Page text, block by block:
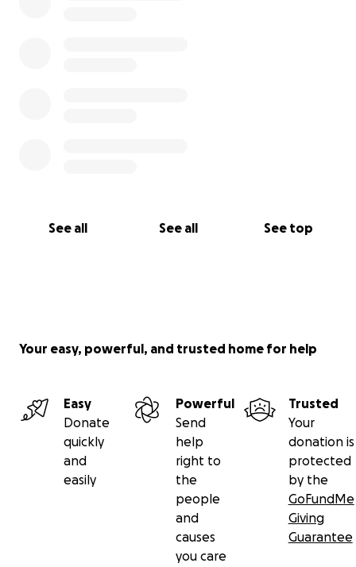
See all See all See top
Your easy, powerful, and trusted home for help
Easy
Donate
quickly
and
easily
Powerful
Send
help
right to
the
people
and
causes
you care
Trusted
Your
donation is
protected
by the
GoFundMe
Giving
Guarantee